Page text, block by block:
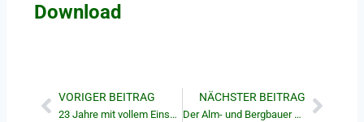
Download
VORIGER BEITRAG
23 Jahre mit vollem Einsatz für die Atschreithweide
NÄCHSTER BEITRAG
Der Alm- und Bergbauer Dezember 2023